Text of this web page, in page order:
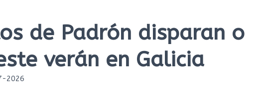
de Padrón disparan o
verán en Galicia
2026